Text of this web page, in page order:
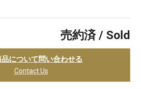
売約済 / Sold
について問い合わせる
Contact Us